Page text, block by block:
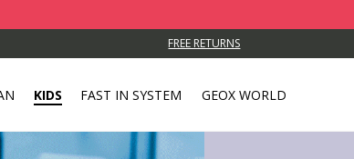
FREE RETURNS
KIDS FAST IN SYSTEM GEOX WORLD